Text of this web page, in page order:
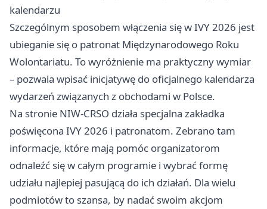
kalendarzu
Szczególnym sposobem włączenia się w IVY 2026 jest
ubieganie się o patronat Międzynarodowego Roku
Wolontariatu. To wyróżnienie ma praktyczny wymiar
– pozwala wpisać inicjatywę do oficjalnego kalendarza
wydarzeń związanych z obchodami w Polsce.
Na stronie NIW-CRSO działa specjalna zakładka
poświęcona IVY 2026 i patronatom. Zebrano tam
informacje, które mają pomóc organizatorom
odnaleźć się w całym programie i wybrać formę
udziału najlepiej pasującą do ich działań. Dla wielu
podmiotów to szansa, by nadać swoim akcjom